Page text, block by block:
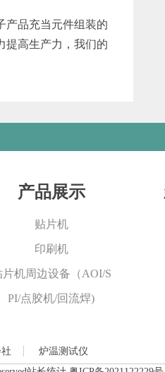
产品充当元件组装的
提高生产力，我们的
产品展示
贴片机
印刷机
片机周边设备（AOI/S
PI/点胶机/回流焊)
炉温测试仪